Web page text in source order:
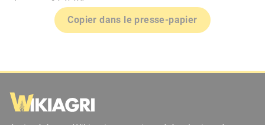
Copier dans le presse-papier